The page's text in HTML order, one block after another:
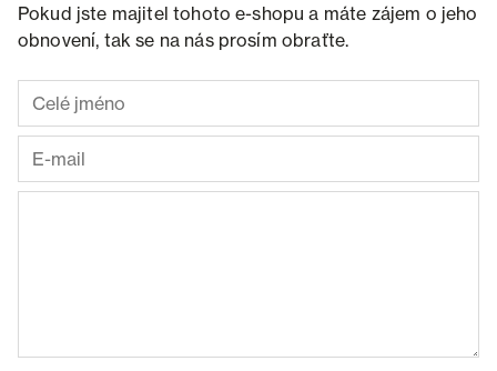
Pokud jste majitel tohoto e-shopu a máte zájem o jeho
obnovení, tak se na nás prosím obraťte.